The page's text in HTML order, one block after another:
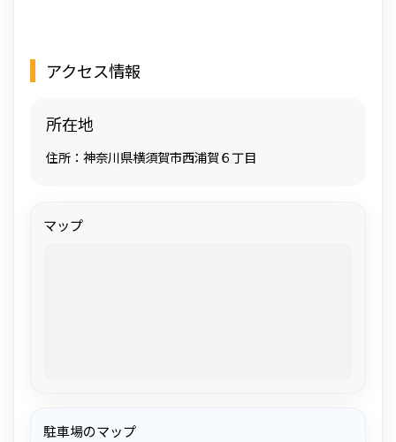
アクセス情報
所在地
住所：神奈川県横須賀市西浦賀６丁目
マップ
駐車場のマップ